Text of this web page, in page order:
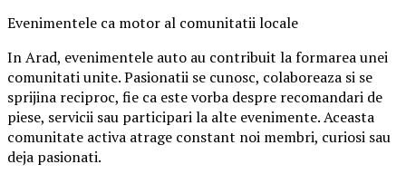
Evenimentele ca motor al comunitatii locale
In Arad, evenimentele auto au contribuit la formarea unei
comunitati unite. Pasionatii se cunosc, colaboreaza si se
sprijina reciproc, fie ca este vorba despre recomandari de
piese, servicii sau participari la alte evenimente. Aceasta
comunitate activa atrage constant noi membri, curiosi sau
deja pasionati.